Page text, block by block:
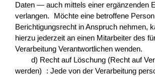
Daten — auch mittels einer ergänzenden
verlangen. Möchte eine betroffene
Berichtigungsrecht in Anspruch nehmen,
hierzu jederzeit an einen Mitarbeiter des
Verarbeitung Verantwortlichen wenden.
d) Recht auf Löschung (Recht auf
werden) : Jede von der Verarbeitung